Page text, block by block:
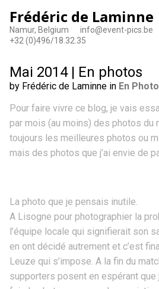
Frédéric de Laminne
Namur, Belgium
info@event-pics.be
+32 (0)496/18.32.35
Mai 2014 | En photos
by Frédéric de Laminne in En
Pour faire vivre ce blog, je vais
par mois (au moins) des photos du
toujours les meilleures photos ou
mais des photos que j’ai envie de
La photo que je pensais inutile.
A Lisogne pour photographier la
l’équipe locale qui signifierait son
en ont décidé autrement et c’est
Leuze qui s’impose. A la fin du
supporters posent en espérant